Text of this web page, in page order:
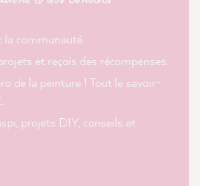
la communauté.
et reçois des récompenses.
de la peinture ! Tout le savoir-
projets DIY, conseils et